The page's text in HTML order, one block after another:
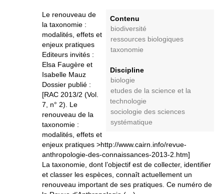
Contenu
biodiversité
ressources biologiques
taxonomie
Discipline
biologie
etudes de la science et la
technologie
sociologie des sciences
systématique
Le renouveau de
la taxonomie :
modalités, effets et
enjeux pratiques
Editeurs invités :
Elsa Faugère et
Isabelle Mauz
Dossier publié :
[RAC 2013/2 (Vol.
7, n° 2). Le
renouveau de la
taxonomie :
modalités, effets et
enjeux pratiques >http://www.cairn.info/revue-
anthropologie-des-connaissances-2013-2.htm]
La taxonomie, dont l’objectif est de collecter, identifier
et classer les espèces, connaît actuellement un
renouveau important de ses pratiques. Ce numéro de